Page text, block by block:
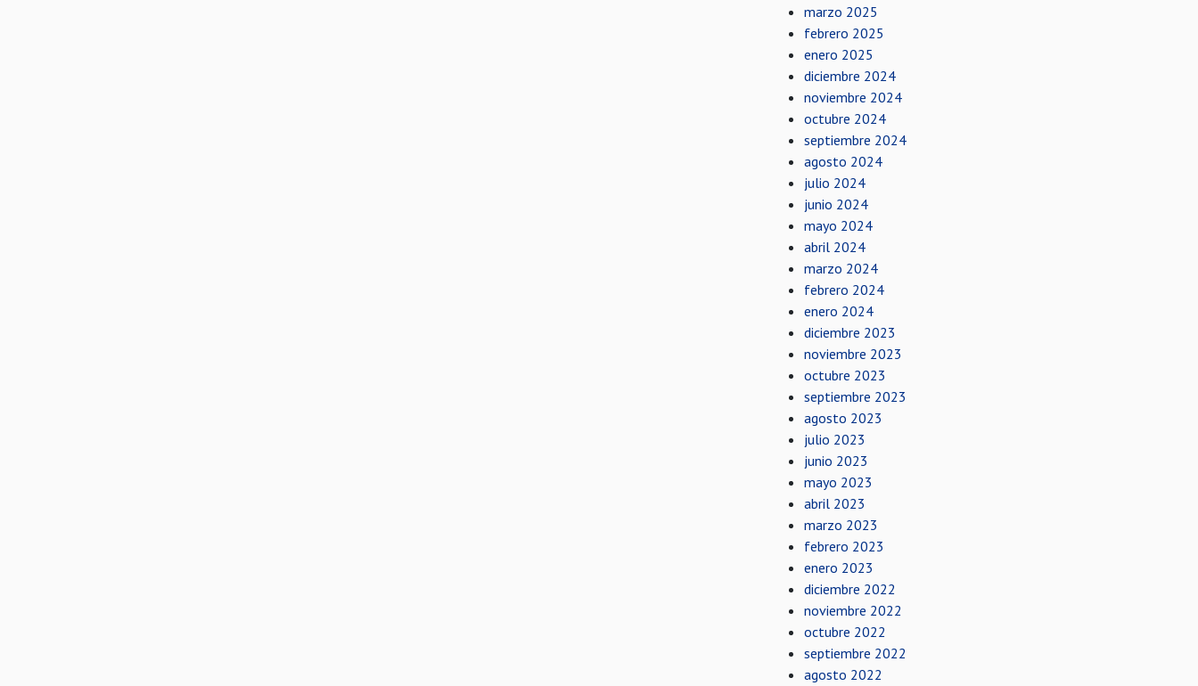
marzo 2025
febrero 2025
enero 2025
diciembre 2024
noviembre 2024
octubre 2024
septiembre 2024
agosto 2024
julio 2024
junio 2024
mayo 2024
abril 2024
marzo 2024
febrero 2024
enero 2024
diciembre 2023
noviembre 2023
octubre 2023
septiembre 2023
agosto 2023
julio 2023
junio 2023
mayo 2023
abril 2023
marzo 2023
febrero 2023
enero 2023
diciembre 2022
noviembre 2022
octubre 2022
septiembre 2022
agosto 2022